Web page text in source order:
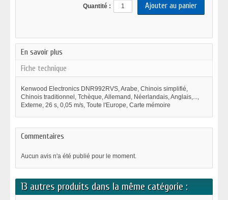
Quantité :
En savoir plus
Fiche technique
Kenwood Electronics DNR992RVS, Arabe, Chinois simplifié,
Chinois traditionnel, Tchèque, Allemand, Néerlandais, Anglais,...,
Externe, 26 s, 0,05 m/s, Toute l'Europe, Carte mémoire
Commentaires
Aucun avis n'a été publié pour le moment.
13 autres produits dans la même catégorie :